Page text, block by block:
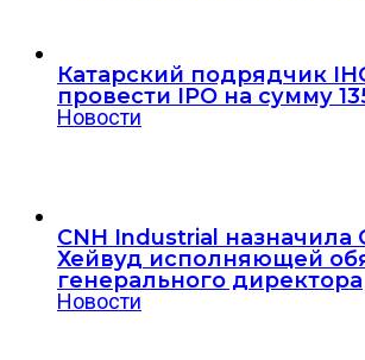
Катарский подрядчик
провести IPO на сумму
Новости
CNH Industrial назначила
Хейвуд исполняющей
генерального директора
Новости